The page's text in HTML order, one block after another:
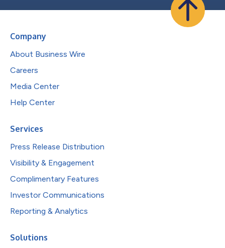
Company
About Business Wire
Careers
Media Center
Help Center
Services
Press Release Distribution
Visibility & Engagement
Complimentary Features
Investor Communications
Reporting & Analytics
Solutions